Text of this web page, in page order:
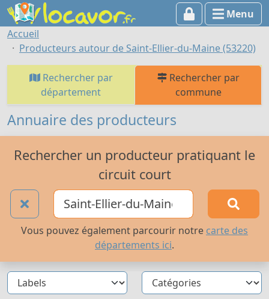
Menu
Accueil
Producteurs autour de Saint-Ellier-du-Maine (53220)
Rechercher par
département
Rechercher par
commune
Annuaire des producteurs
Rechercher un producteur pratiquant le
circuit court
Vous pouvez également parcourir notre carte des
départements ici.